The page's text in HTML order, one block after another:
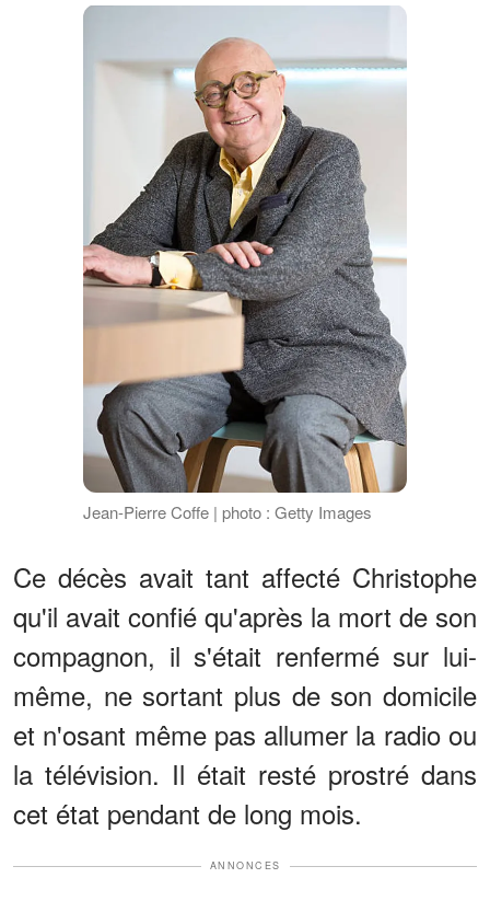
Jean-Pierre Coffe | photo : Getty Images
Ce décès avait tant affecté Christophe
qu'il avait confié qu'après la mort de son
compagnon, il s'était renfermé sur lui-
même, ne sortant plus de son domicile
et n'osant même pas allumer la radio ou
la télévision. Il était resté prostré dans
cet état pendant de long mois.
ANNONCES